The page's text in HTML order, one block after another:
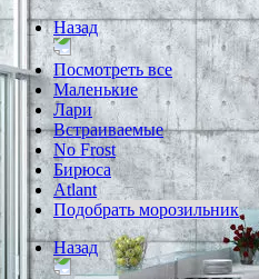
Назад
Посмотреть все
Маленькие
Лари
Встраиваемые
No Frost
Бирюса
Atlant
Подобрать морозильник
Назад